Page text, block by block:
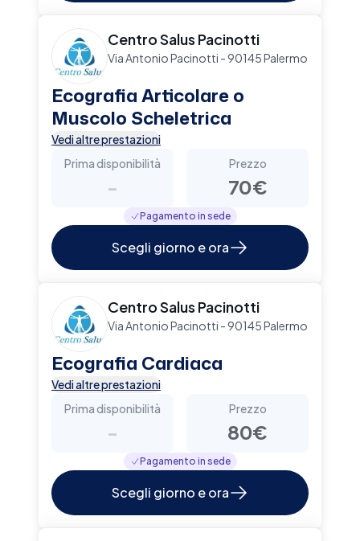
Centro Salus Pacinotti
Via Antonio Pacinotti - 90145 Palermo
Ecografia Articolare o
Muscolo Scheletrica
Vedi altre prestazioni
Prima disponibilità
-
Prezzo
70€
Pagamento in sede
Scegli giorno e ora
Centro Salus Pacinotti
Via Antonio Pacinotti - 90145 Palermo
Ecografia Cardiaca
Vedi altre prestazioni
Prima disponibilità
-
Prezzo
80€
Pagamento in sede
Scegli giorno e ora